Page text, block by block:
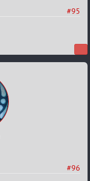
#95
#96